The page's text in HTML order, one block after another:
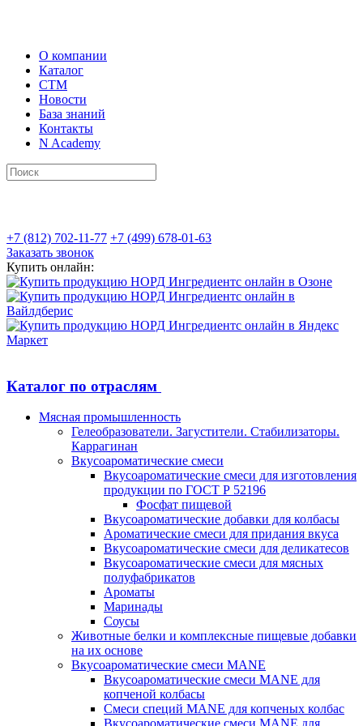
О компании
Каталог
СТМ
Новости
База знаний
Контакты
N Academy
+7 (812) 702-11-77 +7 (499) 678-01-63
Заказать звонок
Купить онлайн:
Каталог по отраслям
Мясная промышленность
Гелеобразователи. Загустители. Стабилизаторы.
Каррагинан
Вкусоароматические смеси
Вкусоароматические смеси для изготовления
продукции по ГОСТ Р 52196
Фосфат пищевой
Вкусоароматические добавки для колбасы
Ароматические смеси для придания вкуса
Вкусоароматические смеси для деликатесов
Вкусоароматические смеси для мясных
полуфабрикатов
Ароматы
Маринады
Соусы
Животные белки и комплексные пищевые добавки
на их основе
Вкусоароматические смеси MANE
Вкусоароматические смеси MANE для
копченой колбасы
Смеси специй MANE для копченых колбас